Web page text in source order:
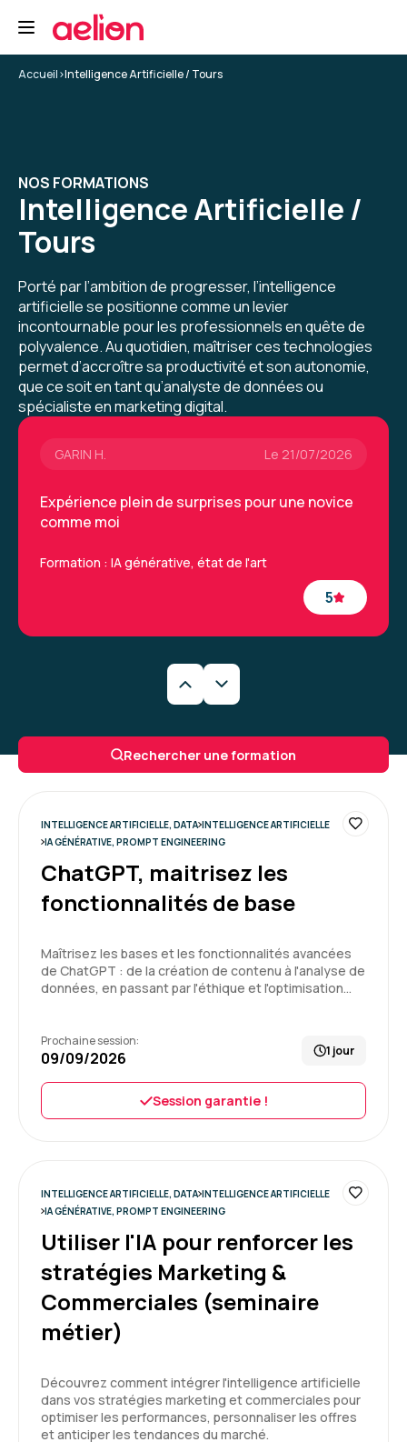
Accueil>Intelligence Artificielle / Tours
NOS FORMATIONS
Intelligence Artificielle /
Tours
Porté par l’ambition de progresser, l’intelligence
artificielle se positionne comme un levier
incontournable pour les professionnels en quête de
polyvalence. Au quotidien, maîtriser ces technologies
permet d’accroître sa productivité et son autonomie,
que ce soit en tant qu’analyste de données ou
spécialiste en marketing digital.
Une excellente formation sur l'IA générative.
Formation : IA générative, état de l'art
Christine D. Le 19/01/2026
5
d'en avoir manqué environ 2 x 30 mn à cause de
déconnexions suite à remise en rote
automatique du VPN. Le formateur ne voyait
pas mes déconnexions et j'ai perdu de ce fait
pas mal de ses explications. Dommage !
Toutefois le seconde fois, il a pris le temps sur
sa pause de me réexpliquer ce qu'il venait de
Formation : IA, les fondamentaux
GARIN H. Le 21/07/2026
5
Expérience plein de surprises pour une novice
comme moi
Formation : IA générative, état de l'art
Une formation très intéressantes qui a permis
de découvrir de nouveaux outils et la
Formation : IA générative, travaillez 3 fois plus vite
Enchantée par cette 1ère expérience, formation
très intéressante, bon équilibre entre la théorie
Formation : IA générative, travaillez 3 fois plus vite
Je suis entièrement satisfait de la formation.
Etant un novice sur le sujet IA, j'en suis ressorti
avec une très bonne compréhension des
enjeux, du (méga) écosystème de l'industrie,
des principes de fonctionnement de l'IA et sur
les bonnes pratiques de "prompting". Bravo à
Aelion et bravo à notre Formateur. Encore
Formation : IA générative, état de l'art
Cécilia V. Le 19/05/2026
Rechercher une formation
INTELLIGENCE ARTIFICIELLE, DATA INTELLIGENCE ARTIFICIELLE
IA GÉNÉRATIVE, PROMPT ENGINEERING
ChatGPT, maitrisez les
fonctionnalités de base
Maîtrisez les bases et les fonctionnalités avancées
de ChatGPT : de la création de contenu à l'analyse de
données, en passant par l'éthique et l'optimisation…
Prochaine session:
09/09/2026 1 jour
Session garantie !
INTELLIGENCE ARTIFICIELLE, DATA INTELLIGENCE ARTIFICIELLE
IA GÉNÉRATIVE, PROMPT ENGINEERING
Utiliser l'IA pour renforcer les
stratégies Marketing &
Commerciales (seminaire
métier)
Découvrez comment intégrer l'intelligence artificielle
dans vos stratégies marketing et commerciales pour
optimiser les performances, personnaliser les offres
et anticiper les tendances du marché.